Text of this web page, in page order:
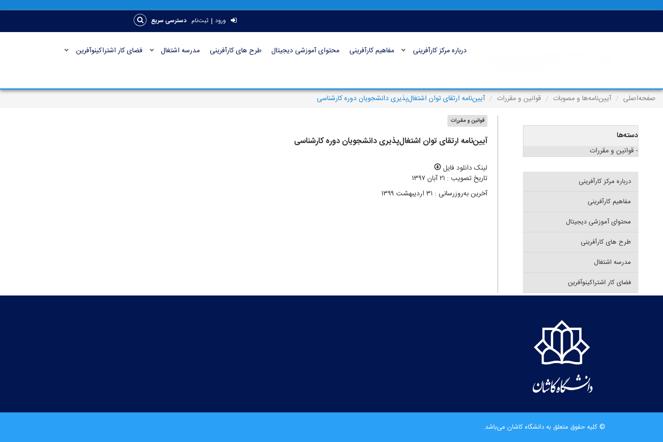
ورود | ثبت‌نام دسترسی سریع
درباره مرکز کارآفرینی مفاهیم کارآفرینی محتوای آموزشی دیجیتال طرح های کارآفرینی مدرسه اشتغال فضای کار اشتراکینوآفرین
صفحه‌اصلی آیین‌نامه‌ها و مصوبات قوانین و مقررات آیین‌نامه ارتقای توان اشتغال‌پذیری دانشجویان دوره کارشناسی
قوانین و مقررات
آیین‌نامه ارتقای توان اشتغال‌پذیری دانشجویان دوره کارشناسی
لینک دانلود فایل
تاریخ تصویب : ۲۱ آبان ۱۳۹۷
آخرین به‌روزرسانی : ۳۱ اردیبهشت ۱۳۹۹
دسته‌ها
- قوانین و مقررات
درباره مرکز کارآفرینی
مفاهیم کارآفرینی
محتوای آموزشی دیجیتال
طرح های کارآفرینی
مدرسه اشتغال
فضای کار اشتراکینوآفرین
© کلیه حقوق متعلق به دانشگاه کاشان می‌باشد.